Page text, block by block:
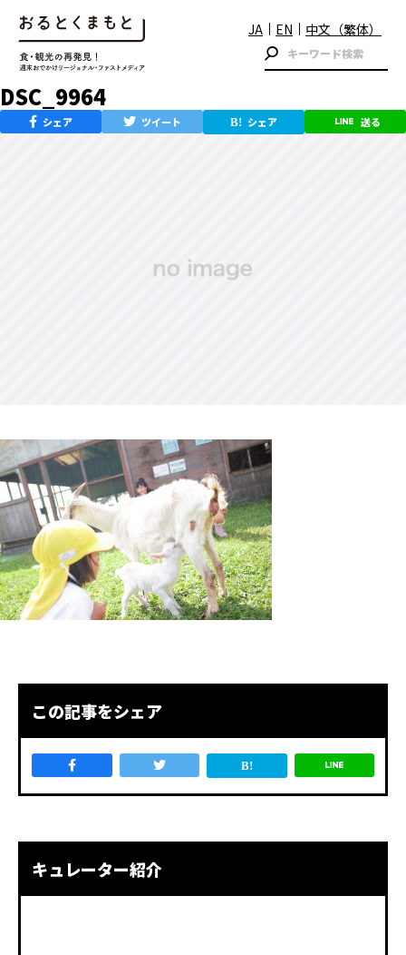
JA EN 中文（繁体）
DSC_9964
シェア ツイート シェア 送る
この記事をシェア
キュレーター紹介